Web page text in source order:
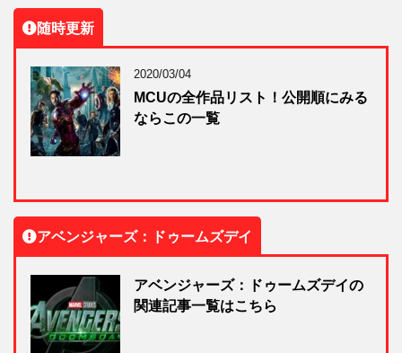
随時更新
2020/03/04
MCUの全作品リスト！公開順にみる
ならこの一覧
アベンジャーズ：ドゥームズデイ
アベンジャーズ：ドゥームズデイの
関連記事一覧はこちら